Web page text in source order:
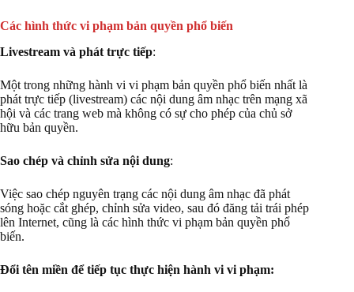
Các hình thức vi phạm bản quyền phổ biến
Livestream và phát trực tiếp:
Một trong những hành vi vi phạm bản quyền phổ biến nhất là
phát trực tiếp (livestream) các nội dung âm nhạc trên mạng xã
hội và các trang web mà không có sự cho phép của chủ sở
hữu bản quyền.
Sao chép và chỉnh sửa nội dung:
Việc sao chép nguyên trạng các nội dung âm nhạc đã phát
sóng hoặc cắt ghép, chỉnh sửa video, sau đó đăng tải trái phép
lên Internet, cũng là các hình thức vi phạm bản quyền phổ
biến.
Đổi tên miền để tiếp tục thực hiện hành vi vi phạm: